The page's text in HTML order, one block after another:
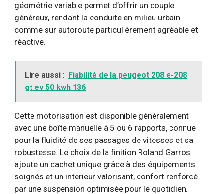
géométrie variable permet d’offrir un couple
généreux, rendant la conduite en milieu urbain
comme sur autoroute particulièrement agréable et
réactive.
Lire aussi : Fiabilité de la peugeot 208 e-208
gt ev 50 kwh 136
Cette motorisation est disponible généralement
avec une boîte manuelle à 5 ou 6 rapports, connue
pour la fluidité de ses passages de vitesses et sa
robustesse. Le choix de la finition Roland Garros
ajoute un cachet unique grâce à des équipements
soignés et un intérieur valorisant, confort renforcé
par une suspension optimisée pour le quotidien.